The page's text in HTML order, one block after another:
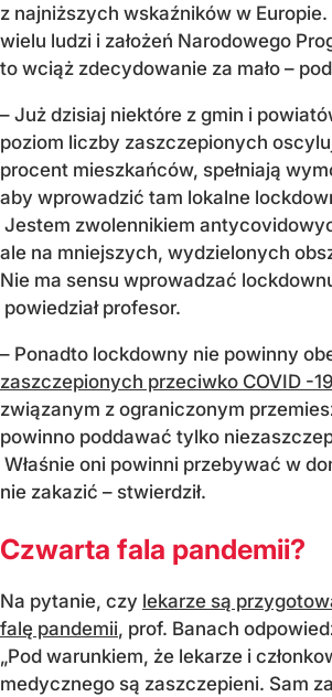
z najniższych wskaźników w
wielu ludzi i założeń Narodowego
to wciąż zdecydowanie za mało –
– Już dzisiaj niektóre z gmin i
poziom liczby zaszczepionych
procent mieszkańców, spełniają
aby wprowadzić tam lokalne
Jestem zwolennikiem
ale na mniejszych, wydzielonych
Nie ma sensu wprowadzać
powiedział profesor.
– Ponadto lockdowny nie powinny
zaszczepionych przeciwko COVID -
związanym z ograniczonym
powinno poddawać tylko
Właśnie oni powinni przebywać w
nie zakazić – stwierdził.
Czwarta fala pandemii?
Na pytanie, czy lekarze są
falę pandemii, prof. Banach
„Pod warunkiem, że lekarze i
medycznego są zaszczepieni. Sam